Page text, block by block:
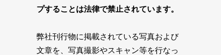
プすることは法律で禁止されています。
弊社刊行物に掲載されている写真および
文章を、写真撮影やスキャン等を行なっ